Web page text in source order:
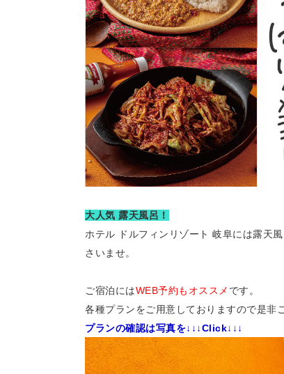
大人気 露天風呂！
ホテル ドルフィンリゾート 岐阜には露天
さいませ。
ご宿泊にはWEB予約もオススメ です。
各種プランをご用意しておりますので是非
プランの確認は写真を↓↓↓Click↓↓↓